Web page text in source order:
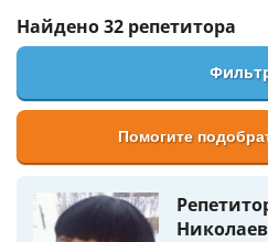
Найдено32 репетитора
Помогите